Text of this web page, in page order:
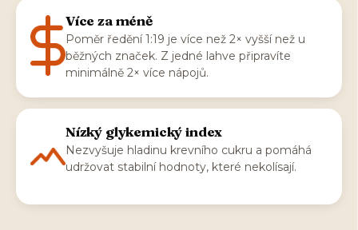
Více za méně
Poměr ředění 1:19 je více než 2× vyšší než u
běžných značek. Z jedné lahve připravíte
minimálně 2× více nápojů.
Nízký glykemický index
Nezvyšuje hladinu krevního cukru a pomáhá
udržovat stabilní hodnoty, které nekolísají.